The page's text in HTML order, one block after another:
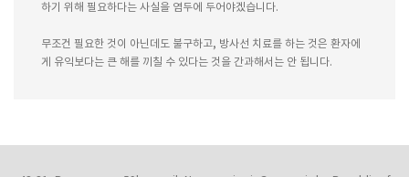
하기 위해 필요하다는 사실을 염두에 두어야겠습니다.
무조건 필요한 것이 아닌데도 불구하고, 방사선 치료를 하는 것은 환자에
게 유익보다는 큰 해를 끼칠 수 있다는 것을 간과해서는 안 됩니다.